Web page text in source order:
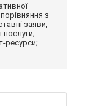
з
заяви,
послуги;
ресурси;